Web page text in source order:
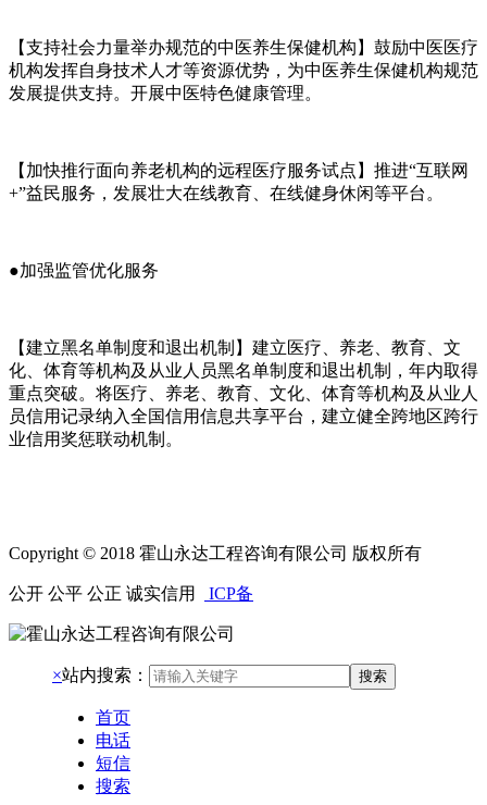
【支持社会力量举办规范的中医养生保健机构】鼓励中医医疗
机构发挥自身技术人才等资源优势，为中医养生保健机构规范
发展提供支持。开展中医特色健康管理。
【加快推行面向养老机构的远程医疗服务试点】推进“互联网
+”益民服务，发展壮大在线教育、在线健身休闲等平台。
●加强监管优化服务
【建立黑名单制度和退出机制】建立医疗、养老、教育、文
化、体育等机构及从业人员黑名单制度和退出机制，年内取得
重点突破。将医疗、养老、教育、文化、体育等机构及从业人
员信用记录纳入全国信用信息共享平台，建立健全跨地区跨行
业信用奖惩联动机制。
Copyright © 2018 霍山永达工程咨询有限公司 版权所有
公开 公平 公正 诚实信用 ICP备
×站内搜索： 搜索
首页
电话
短信
搜索